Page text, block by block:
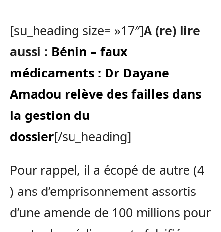
[su_heading size= »17″]A (re) lire
aussi : Bénin – faux
médicaments : Dr Dayane
Amadou relève des failles dans
la gestion du
dossier[/su_heading]
Pour rappel, il a écopé de autre (4
) ans d’emprisonnement assortis
d’une amende de 100 millions pour